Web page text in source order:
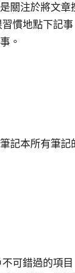
關注於將文章
慣地點下記事
。
記本所有筆記
可錯過的項目